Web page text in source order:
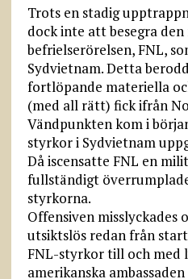
Trots en stadig
dock inte att besegra
befrielserörelsen, FNL,
Sydvietnam. Detta
fortlöpande materiella
(med all rätt) fick ifrån
Vändpunkten kom i
styrkor i Sydvietnam
Då iscensatte FNL en
fullständigt
styrkorna.
Offensiven
utsiktslös redan från
FNL-styrkor till och med
amerikanska